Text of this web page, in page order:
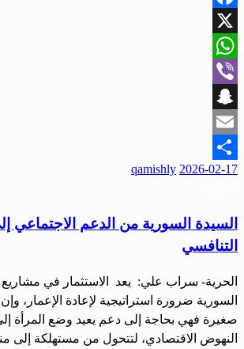
Facebook
X
WhatsApp
Viber
Snapchat
Email
Share
2026-02-17
qamishly
السيدة السورية من الدعم الاجتماعي
التنافسي
الحرية- سراب علي: يعد الاستثمار في مشاريع
السورية ضرورة استراتيجية لإعادة الإعمار،
صغيرة فهي بحاجة إلى دعم يعيد وضع المرأة
النهوض الاقتصادي، لتتحول من مستهلكة إلى